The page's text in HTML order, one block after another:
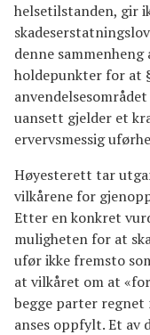
helsetilstanden, gir
denne
holdepunkter for at
uansett gjelder et
ervervsmessig
Høyesterett tar
vilkårene for
Etter en konkret
muligheten for at
ufør ikke fremsto
at vilkåret om at
begge parter regnet
anses oppfylt. Et av